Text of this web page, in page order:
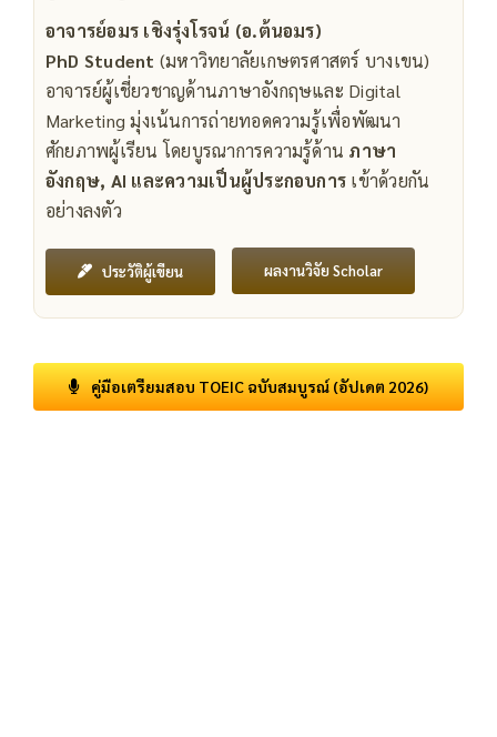
อาจารย์อมร เชิงรุ่งโรจน์ (อ.ต้นอมร)
PhD Student (มหาวิทยาลัยเกษตรศาสตร์ บางเขน)
อาจารย์ผู้เชี่ยวชาญด้านภาษาอังกฤษและ Digital
Marketing มุ่งเน้นการถ่ายทอดความรู้เพื่อพัฒนา
ศักยภาพผู้เรียน โดยบูรณาการความรู้ด้าน ภาษา
อังกฤษ, AI และความเป็นผู้ประกอบการ เข้าด้วยกัน
อย่างลงตัว
ประวัติผู้เขียน ผลงานวิจัย Scholar
คู่มือเตรียมสอบ TOEIC ฉบับสมบูรณ์ (อัปเดต 2026)